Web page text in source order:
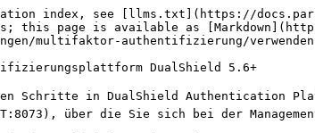
index, see [llms.txt](https://
this page is available as
multifaktor-authentifizierung/
DualShield 5.6+
Schritte in DualShield Authentication
über die Sie sich bei der